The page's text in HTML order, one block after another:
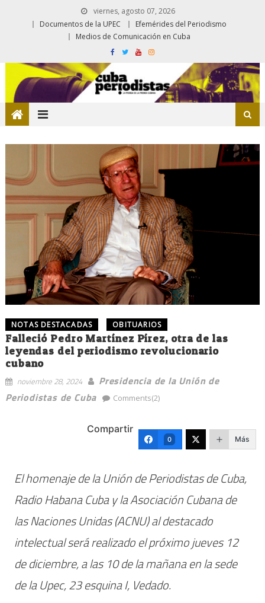
viernes, agosto 07, 2026
Documentos de la UPEC
Efemérides del Periodismo
Medios de Comunicación en Cuba
NOTAS DESTACADAS OBITUARIOS
Falleció Pedro Martínez Pírez, otra de las
leyendas del periodismo revolucionario
cubano
noviembre 28, 2024
Presidencia de la Unión de
Periodistas de Cuba
Comments(2)
Compartir
0 Más
El homenaje de la Unión de Periodistas de Cuba,
Radio Habana Cuba y la Asociación Cubana de
las Naciones Unidas (ACNU) al destacado
intelectual será realizado el próximo jueves 12
de diciembre, a las 10 de la mañana en la sede
de la Upec, 23 esquina I, Vedado.